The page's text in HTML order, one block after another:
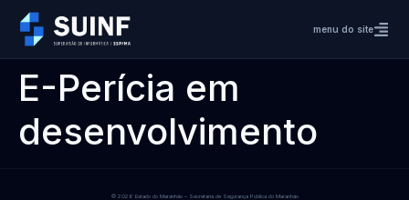
menu do site
E-Perícia em
desenvolvimento
© 2026 Estado do Maranhão – Secretaria de Segurança Pública do Maranhão